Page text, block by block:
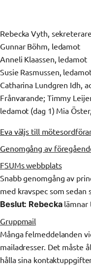
Rebecka Vyth, sekreterare
Gunnar Böhm, ledamot
Anneli Klaassen, ledamot
Susie Rasmussen,
Catharina Lundgren Idh,
Frånvarande; Timmy
ledamot (dag 1) Mia
Eva väljs till
Genomgång av
FSUMs webbplats
Snabb genomgång av
med kravspec som sedan
Beslut: Rebeckalämnar
Gruppmail
Många felmeddelanden
mailadresser. Det måste
hålla sina